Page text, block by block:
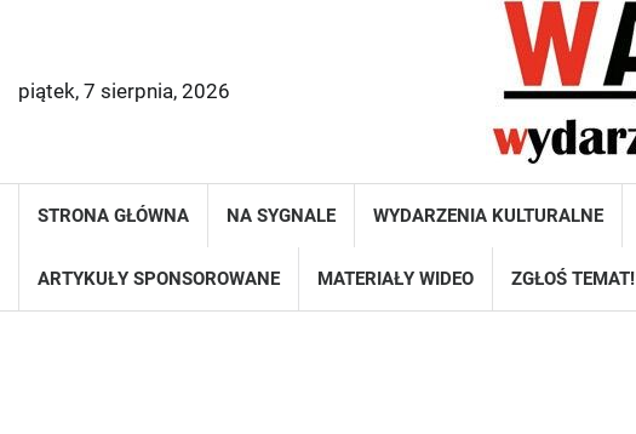
piątek, 7 sierpnia, 2026
STRONA GŁÓWNA NA SYGNALE WYDARZENIA KULTURALNE
ARTYKUŁY SPONSOROWANE MATERIAŁY WIDEO ZGŁOŚ TEMAT!